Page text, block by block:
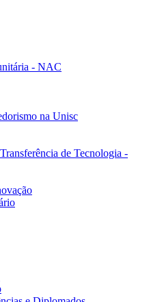
- NAC
na Unisc
de Tecnologia -